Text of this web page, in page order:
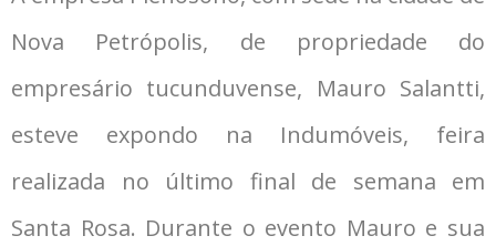
Nova Petrópolis, de propriedade do
empresário tucunduvense, Mauro Salantti,
esteve expondo na Indumóveis, feira
realizada no último final de semana em
Santa Rosa. Durante o evento Mauro e sua